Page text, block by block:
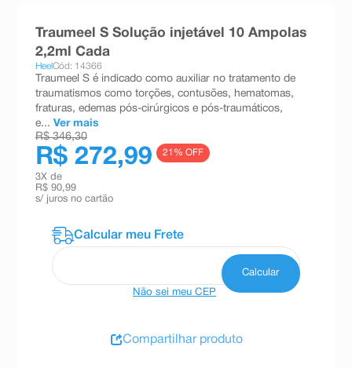
Traumeel S Solução injetável 10 Ampolas
2,2ml Cada
HeelCód: 14366
Traumeel S é indicado como auxiliar no tratamento de
traumatismos como torções, contusões, hematomas,
fraturas, edemas pós-cirúrgicos e pós-traumáticos,
e... Ver mais
R$ 346,30
R$ 272,99 21 % OFF
3X de
R$ 90,99
s/ juros no cartão
Não sei meu CEP
Compartilhar produto
esmalte
10ºabsorvente